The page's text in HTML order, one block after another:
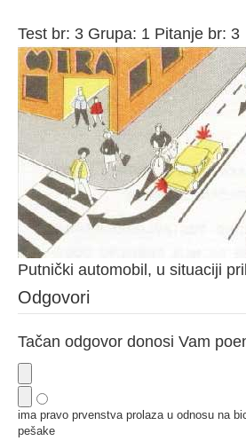
Test br: 3 Grupa: 1 Pitanje br: 3
Putnički automobil, u situaciji
Odgovori
Tačan odgovor donosi Vam
ima pravo prvenstva prolaza u odnosu na
pešake